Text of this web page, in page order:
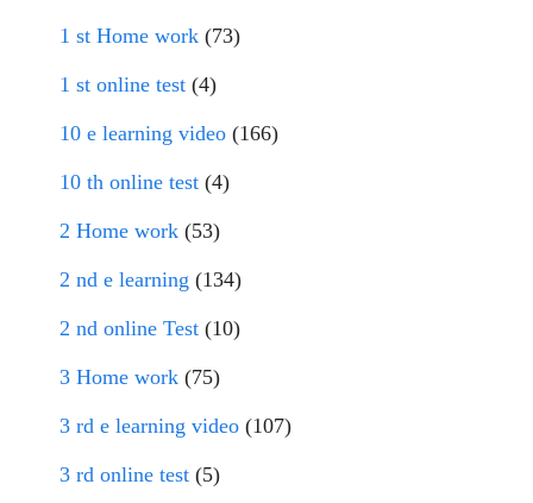
1 st Home work (73)
1 st online test (4)
10 e learning video (166)
10 th online test (4)
2 Home work (53)
2 nd e learning (134)
2 nd online Test (10)
3 Home work (75)
3 rd e learning video (107)
3 rd online test (5)